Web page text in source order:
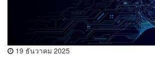
19 ธันวาคม 2025